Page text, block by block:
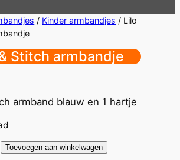
/ Kinder armbandjes / Lilo
Stitch armbandje
armband blauw en 1 hartje
Toevoegen aan winkelwagen